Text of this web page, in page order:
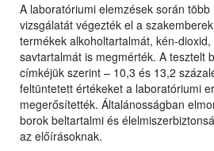
A laboratóriumi elemzések során
vizsgálatát végezték el a
termékek alkoholtartalmát, kén-
savtartalmát is megmérték. A tesztelt
címkéjük szerint – 10,3 és 13,2
feltüntetett értékeket a laboratóriumi
megerősítették. Általánosságban
borok beltartalmi és
az előírásoknak.